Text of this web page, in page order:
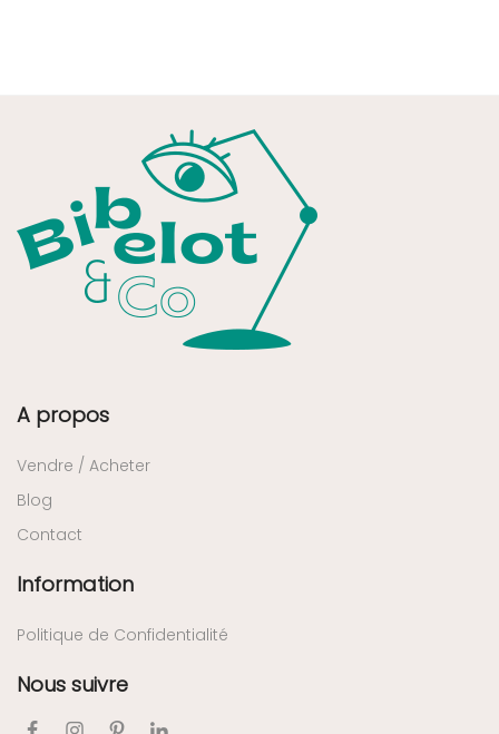
A propos
Vendre / Acheter
Blog
Contact
Information
Politique de Confidentialité
Nous suivre